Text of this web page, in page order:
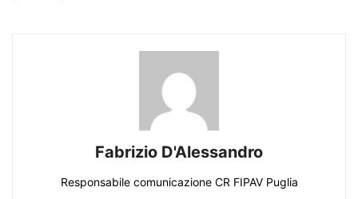
Fabrizio D'Alessandro
Responsabile comunicazione CR FIPAV Puglia